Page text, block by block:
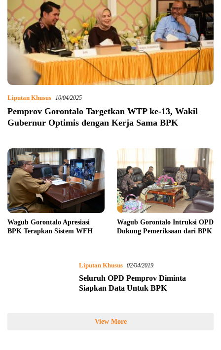
Liputan Khusus 10/04/2025
Pemprov Gorontalo Targetkan WTP ke-13, Wakil
Gubernur Optimis dengan Kerja Sama BPK
Wagub Gorontalo Apresiasi
BPK Terapkan Sistem WFH
Wagub Gorontalo Intruksi OPD
Dukung Pemeriksaan dari BPK
Liputan Khusus 02/04/2019
Seluruh OPD Pemprov Diminta
Siapkan Data Untuk BPK
View More